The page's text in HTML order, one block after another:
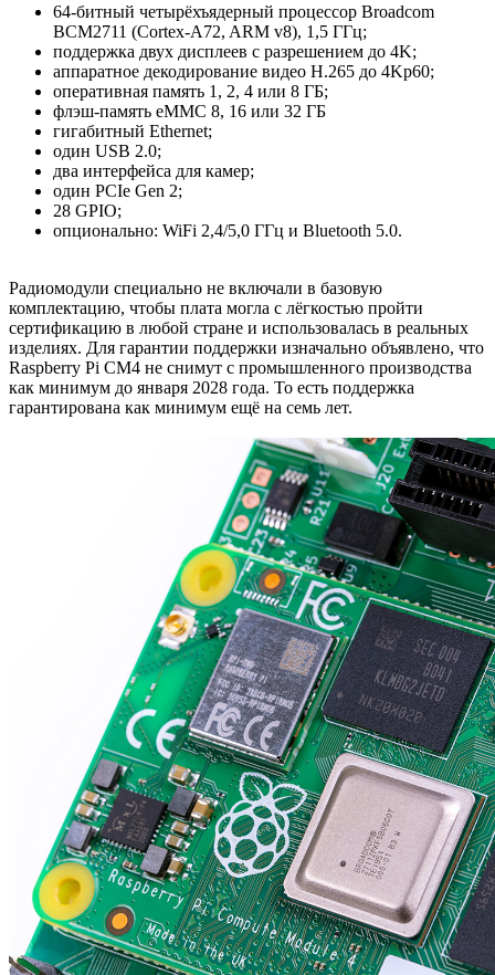
64-битный четырёхъядерный процессор Broadcom
BCM2711 (Cortex-A72, ARM v8), 1,5 ГГц;
поддержка двух дисплеев с разрешением до 4K;
аппаратное декодирование видео H.265 до 4Kp60;
оперативная память 1, 2, 4 или 8 ГБ;
флэш-память eMMC 8, 16 или 32 ГБ
гигабитный Ethernet;
один USB 2.0;
два интерфейса для камер;
один PCIe Gen 2;
28 GPIO;
опционально: WiFi 2,4/5,0 ГГц и Bluetooth 5.0.
Радиомодули специально не включали в базовую
комплектацию, чтобы плата могла с лёгкостью пройти
сертификацию в любой стране и использовалась в реальных
изделиях. Для гарантии поддержки изначально объявлено, что
Raspberry Pi CM4 не снимут с промышленного производства
как минимум до января 2028 года. То есть поддержка
гарантирована как минимум ещё на семь лет.